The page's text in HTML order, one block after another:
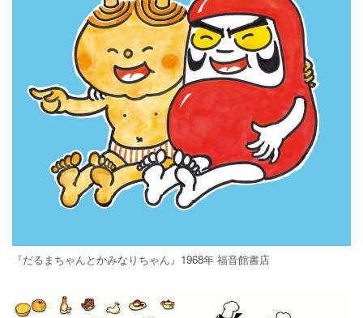
『だるまちゃんとかみなりちゃん』1968年 福音館書店